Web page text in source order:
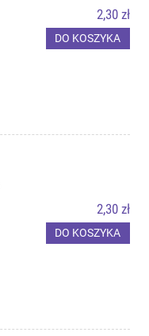
2,30 zł
DO KOSZYKA
2,30 zł
DO KOSZYKA